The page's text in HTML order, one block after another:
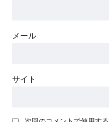
メール
サイト